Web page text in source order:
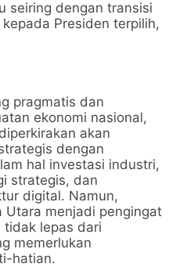
seiring dengan transisi
Presiden terpilih,
pragmatis dan
ekonomi nasional,
akan
dengan
hal investasi industri,
strategis, dan
digital. Namun,
Utara menjadi pengingat
tidak lepas dari
memerlukan
hatian.